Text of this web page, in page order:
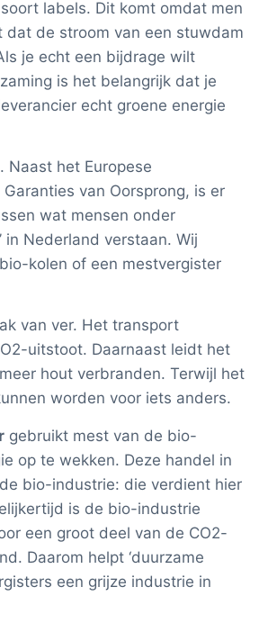
labels. Dit komt omdat men
dat de stroom van een stuwdam
je echt een bijdrage wilt
is het belangrijk dat je
echt groene energie
Naast het Europese
Garanties van Oorsprong, is er
wat mensen onder
in Nederland verstaan. Wij
kolen of een mestvergister
van ver. Het transport
uitstoot. Daarnaast leidt het
hout verbranden. Terwijl het
worden voor iets anders.
gebruikt mest van de bio-
op te wekken. Deze handel in
bio-industrie: die verdient hier
is de bio-industrie
een groot deel van de CO2-
Daarom helpt ‘duurzame
een grijze industrie in